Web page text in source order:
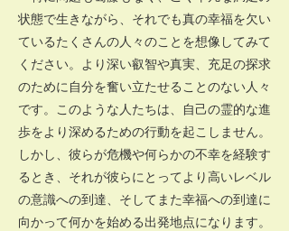
状態で生きながら、それでも真の幸福を欠い
ているたくさんの人々のことを想像してみて
ください。より深い叡智や真実、充足の探求
のために自分を奮い立たせることのない人々
です。このような人たちは、自己の霊的な進
歩をより深めるための行動を起こしません。
しかし、彼らが危機や何らかの不幸を経験す
るとき、それが彼らにとってより高いレベル
の意識への到達、そしてまた幸福への到達に
向かって何かを始める出発地点になります。